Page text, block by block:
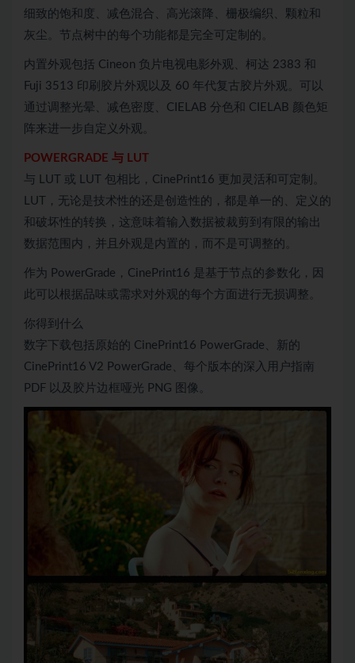
细致的饱和度、减色混合、高光滚降、栅极编织、颗粒和
灰尘。节点树中的每个功能都是完全可定制的。
内置外观包括 Cineon 负片电视电影外观、柯达 2383 和
Fuji 3513 印刷胶片外观以及 60 年代复古胶片外观。可以
通过调整光晕、减色密度、CIELAB 分色和 CIELAB 颜色矩
阵来进一步自定义外观。
POWERGRADE 与 LUT
与 LUT 或 LUT 包相比，CinePrint16 更加灵活和可定制。
LUT，无论是技术性的还是创造性的，都是单一的、定义的
和破坏性的转换，这意味着输入数据被裁剪到有限的输出
数据范围内，并且外观是内置的，而不是可调整的。
作为 PowerGrade，CinePrint16 是基于节点的参数化，因
此可以根据品味或需求对外观的每个方面进行无损调整。
你得到什么
数字下载包括原始的 CinePrint16 PowerGrade、新的
CinePrint16 V2 PowerGrade、每个版本的深入用户指南
PDF 以及胶片边框哑光 PNG 图像。